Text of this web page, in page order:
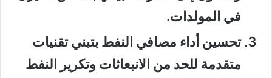
في المولدات.
تحسين أداء مصافي النفط بتبني تقنيات
متقدمة للحد من الانبعاثات وتكرير النفط